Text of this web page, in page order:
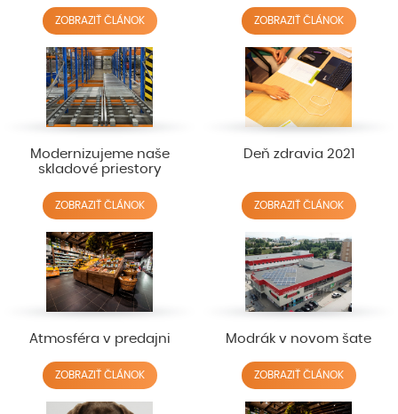
ZOBRAZIŤ ČLÁNOK ZOBRAZIŤ ČLÁNOK
Modernizujeme naše
skladové priestory
ZOBRAZIŤ ČLÁNOK
Deň zdravia 2021
ZOBRAZIŤ ČLÁNOK
Atmosféra v predajni
ZOBRAZIŤ ČLÁNOK
Modrák v novom šate
ZOBRAZIŤ ČLÁNOK